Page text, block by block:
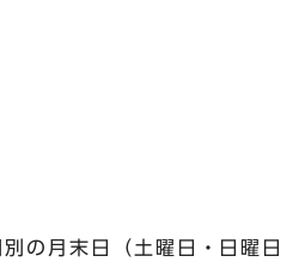
の月末日（土曜日・日曜日